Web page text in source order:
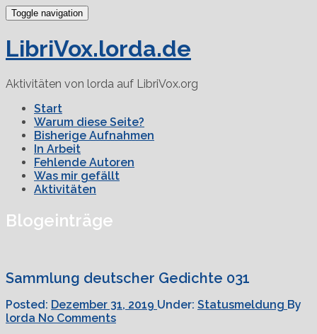
Toggle navigation
LibriVox.lorda.de
Aktivitäten von lorda auf LibriVox.org
Start
Warum diese Seite?
Bisherige Aufnahmen
In Arbeit
Fehlende Autoren
Was mir gefällt
Aktivitäten
Blogeinträge
Sammlung deutscher Gedichte 031
Posted: Dezember 31, 2019 Under: Statusmeldung By
lorda No Comments